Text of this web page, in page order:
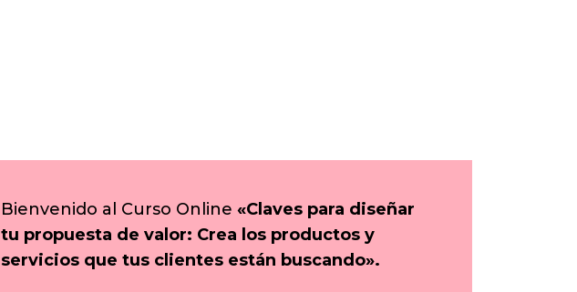
Posicionamiento
web
Bienvenido al Curso Online «Claves para diseñar
tu propuesta de valor: Crea los productos y
servicios que tus clientes están buscando».